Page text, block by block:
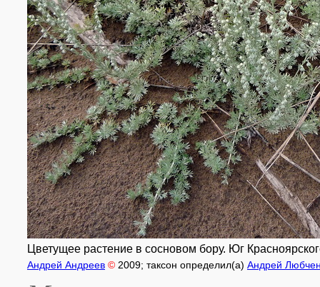
Цветущее растение в сосновом бору. Юг
Андрей Андреев © 2009; таксон определил(а) Андрей